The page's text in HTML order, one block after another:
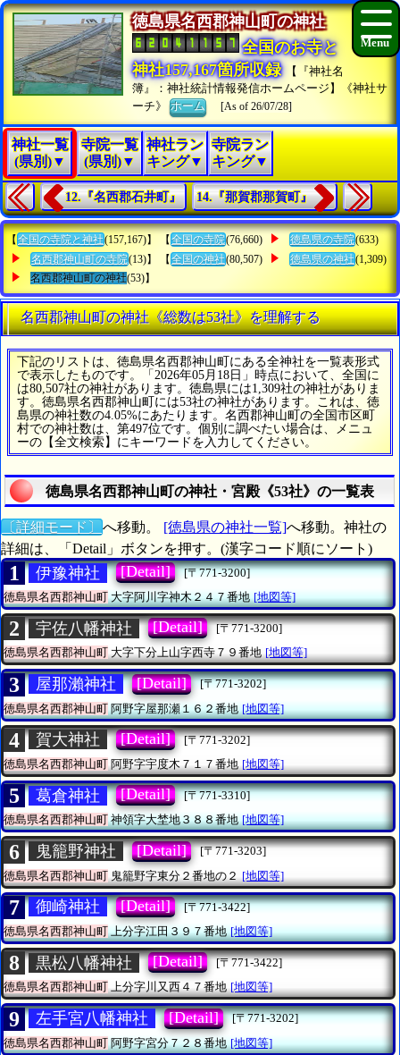
徳島県名西郡神山町の神社
全国のお寺と
神社157,167箇所収録
【『神社名
簿』：神社統計情報発信ホームページ】《神社サ
ーチ》ホーム [As of 26/07/28]
神社一覧
(県別)▼
寺院一覧
(県別)▼
神社ラン
キング▼
寺院ラン
キング▼
12.『名西郡石井町』 14.『那賀郡那賀町』
【 全国の寺院と神社(157,167)】 【 全国の寺院(76,660) 徳島県の寺院(633)
名西郡神山町の寺院(13)】 【 全国の神社(80,507) 徳島県の神社(1,309)
名西郡神山町の神社(53)】
名西郡神山町の神社《総数は53社》を理解する
下記のリストは、徳島県名西郡神山町にある全神社を一覧表形式
で表示したものです。「2026年05月18日」時点において、全国に
は80,507社の神社があります。徳島県には1,309社の神社がありま
す。徳島県名西郡神山町には53社の神社があります。これは、徳
島県の神社数の4.05%にあたります。名西郡神山町の全国市区町
村での神社数は、第497位です。個別に調べたい場合は、メニュ
ーの【全文検索】にキーワードを入力してください。
徳島県名西郡神山町の神社・宮殿《53社》の一覧表
〔詳細モード〕 へ移動。 [徳島県の神社一覧]へ移動。神社の
詳細は、「Detail」ボタンを押す。(漢字コード順にソート)
1 伊豫神社 [Detail]
[〒771-3200]
徳島県名西郡神山町大字阿川字神木２４７番地 [地図等]
2 宇佐八幡神社 [Detail]
[〒771-3200]
徳島県名西郡神山町大字下分上山字西寺７９番地 [地図等]
3 屋那瀨神社 [Detail]
[〒771-3202]
徳島県名西郡神山町阿野字屋那瀬１６２番地 [地図等]
4 賀大神社 [Detail]
[〒771-3202]
徳島県名西郡神山町 阿野字宇度木７１７番地 [地図等]
5 葛倉神社 [Detail]
[〒771-3310]
徳島県名西郡神山町神領字大埜地３８８番地 [地図等]
6 鬼籠野神社 [Detail]
[〒771-3203]
徳島県名西郡神山町 鬼籠野字東分２番地の２ [地図等]
7 御崎神社 [Detail]
[〒771-3422]
徳島県名西郡神山町上分字江田３９７番地 [地図等]
8 黒松八幡神社 [Detail]
[〒771-3422]
徳島県名西郡神山町上分字川又西４７番地 [地図等]
9 左手宮八幡神社 [Detail]
[〒771-3202]
徳島県名西郡神山町阿野字宮分７２８番地 [地図等]